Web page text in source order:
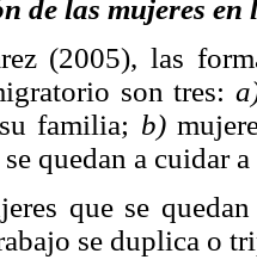
de las mujeres
(2005), las
son tres:
familia; b)
quedan a cuidar
que se
se duplica o